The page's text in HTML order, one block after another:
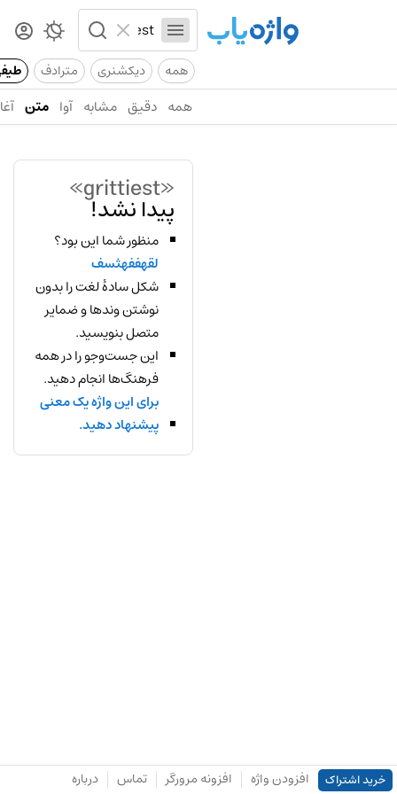
همه دیکشنری مترادف
همه دقیق مشابه آوا متن
«grittiest»
پیدا نشد!
منظور شما این بود؟
لقهففهثسف
شکل سادهٔ لغت را بدون
نوشتن وندها و ضمایر
متصل بنویسید.
این جست‌وجو را در همه
فرهنگ‌ها انجام دهید.
برای این واژه یک معنی
پیشنهاد دهید.
خرید اشتراک افزودن واژه افزونه مرورگر تماس درباره